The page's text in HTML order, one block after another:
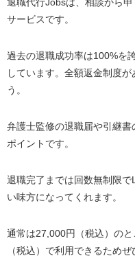
退職代行Jobsは、相談から
サービスです。
過去の退職成功率は100%を
しています。全額返金制度
う。
弁護士監修の退職届や引継
ポイントです。
退職完了までは回数無制限
い味方になってくれます。
通常は27,000円（税込）の
（税込）で利用できるためぜ